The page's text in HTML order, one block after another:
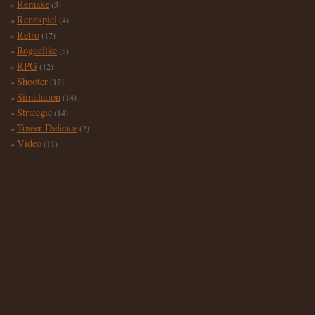
Remake(5)
Rennspiel (4)
Retro(17)
Roguelike(5)
RPG (12)
Shooter(13)
Simulation(14)
Strategie(14)
Tower Defence(2)
Video(11)